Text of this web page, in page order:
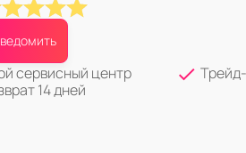
сервисный центр
14 дней